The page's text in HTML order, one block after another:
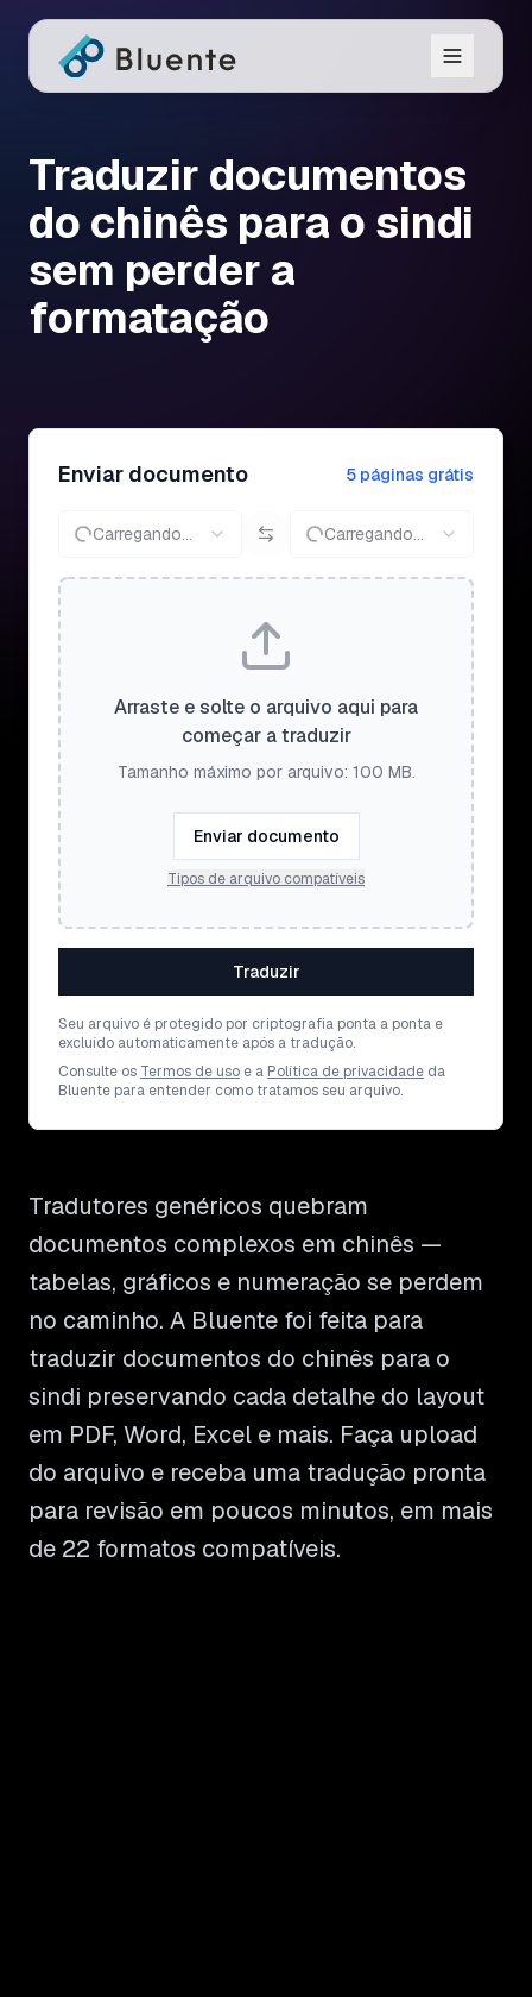
Traduzir documentos
do chinês para o sindi
sem perder a
formatação
Enviar documento 5 páginas grátis
Carregando... Carregando...
Arraste e solte o arquivo aqui para
começar a traduzir
Tamanho máximo por arquivo: 100 MB.
Enviar documento
Tipos de arquivo compatíveis
Traduzir
Seu arquivo é protegido por criptografia ponta a ponta e
excluído automaticamente após a tradução.
Consulte os Termos de uso e a Política de privacidade da
Bluente para entender como tratamos seu arquivo.
Tradutores genéricos quebram
documentos complexos em chinês —
tabelas, gráficos e numeração se perdem
no caminho. A Bluente foi feita para
traduzir documentos do chinês para o
sindi preservando cada detalhe do layout
em PDF, Word, Excel e mais. Faça upload
do arquivo e receba uma tradução pronta
para revisão em poucos minutos, em mais
de 22 formatos compatíveis.